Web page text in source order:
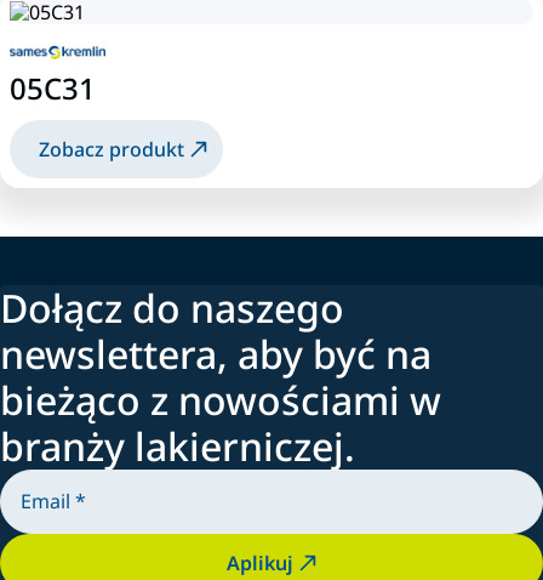
05C31
Zobacz produkt
Dołącz do naszego
newslettera, aby być na
bieżąco z nowościami w
branży lakierniczej.
Aplikuj